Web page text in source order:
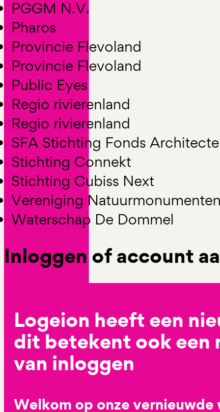
PGGM N.V.
Pharos
Provincie Flevoland
Provincie Flevoland
Public Eyes
Regio rivierenland
Regio rivierenland
SFA Stichting Fonds
Stichting Connekt
Stichting Cubiss Next
Vereniging
Waterschap De Dommel
Inloggen of account
Logeion heeft een
dit betekent ook een
van inloggen
Welkom op onze vernieuwde